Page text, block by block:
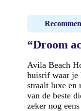
“Droom
Avila Beach
huisrif waar je
straalt luxe en
van de beste
zeker nog